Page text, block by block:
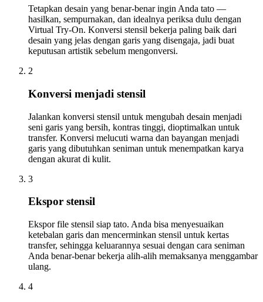
Tetapkan desain yang benar-benar ingin Anda tato —
hasilkan, sempurnakan, dan idealnya periksa dulu dengan
Virtual Try-On. Konversi stensil bekerja paling baik dari
desain yang jelas dengan garis yang disengaja, jadi buat
keputusan artistik sebelum mengonversi.
2
Konversi menjadi stensil
Jalankan konversi stensil untuk mengubah desain menjadi
seni garis yang bersih, kontras tinggi, dioptimalkan untuk
transfer. Konversi melucuti warna dan bayangan menjadi
garis yang dibutuhkan seniman untuk menempatkan karya
dengan akurat di kulit.
3
Ekspor stensil
Ekspor file stensil siap tato. Anda bisa menyesuaikan
ketebalan garis dan mencerminkan stensil untuk kertas
transfer, sehingga keluarannya sesuai dengan cara seniman
Anda benar-benar bekerja alih-alih memaksanya menggambar
ulang.
4